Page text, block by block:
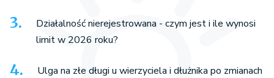
Działalność nierejestrowana - czym jest i ile wynosi
limit w 2026 roku?
Ulga na złe długi u wierzyciela i dłużnika po zmianach